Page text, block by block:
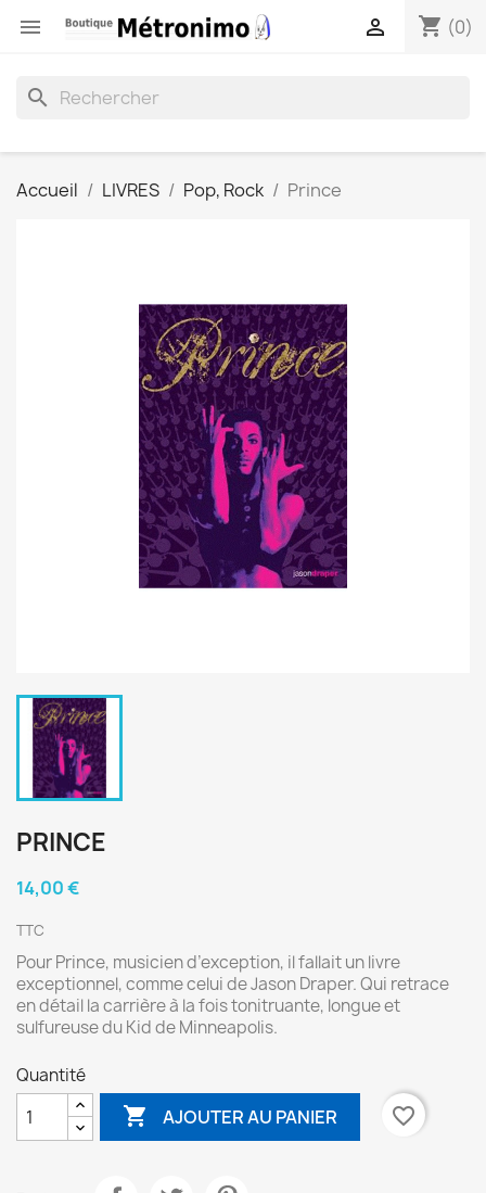
 shopping_cart (0)

search
Accueil LIVRES Pop, Rock Prince
PRINCE
14,00 €
TTC
Pour Prince, musicien d’exception, il fallait un livre
exceptionnel, comme celui de Jason Draper. Qui retrace
en détail la carrière à la fois tonitruante, longue et
sulfureuse du Kid de Minneapolis.
Quantité
 AJOUTER AU PANIER favorite_border